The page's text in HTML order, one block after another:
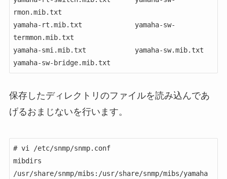
rmon.mib.txt
yamaha-rt.mib.txt             yamaha-sw-
termmon.mib.txt
yamaha-smi.mib.txt            yamaha-sw.mib.txt
yamaha-sw-bridge.mib.txt
保存したディレクトリのファイルを読み込んであ
げるおまじないを行います。
# vi /etc/snmp/snmp.conf
mibdirs
/usr/share/snmp/mibs:/usr/share/snmp/mibs/yamaha